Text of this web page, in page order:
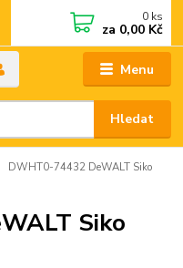
Menu
Hledat
0 ks
za 0,00 Kč
DWHT0-74432 DeWALT Siko
Siko